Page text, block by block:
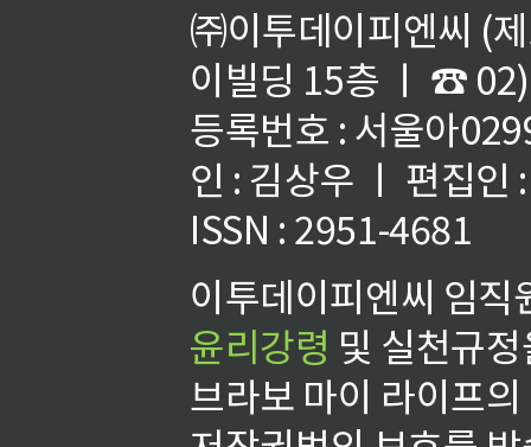
㈜이투데이피엔씨 (
이빌딩 15층 ㅣ ☎
등록번호 : 서울아
인 : 김상우 ㅣ 편집인
ISSN : 2951-4681
이투데이피엔씨 임
윤리강령 및 실천규
브라보 마이 라이프